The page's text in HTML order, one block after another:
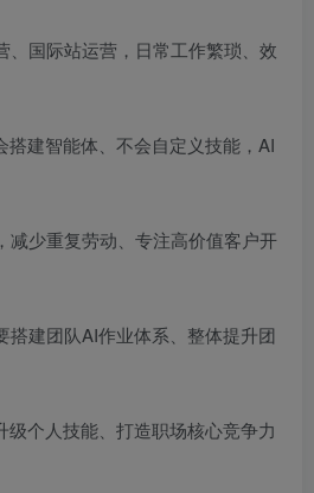
、国际站运营，日常工作繁琐、效
搭建智能体、不会自定义技能，AI
减少重复劳动、专注高价值客户开
搭建团队AI作业体系、整体提升团
级个人技能、打造职场核心竞争力